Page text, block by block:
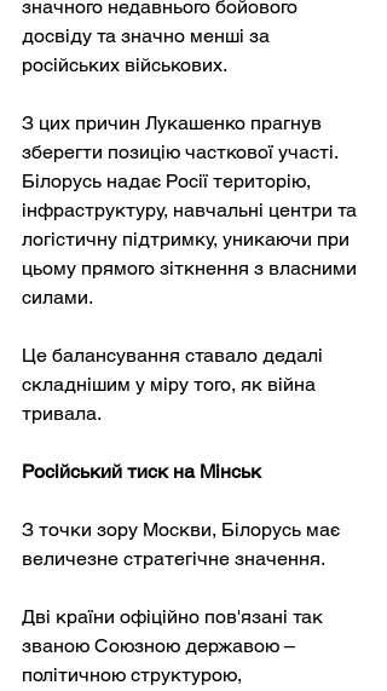
значного недавнього бойового
досвіду та значно менші за
російських військових.
З цих причин Лукашенко прагнув
зберегти позицію часткової участі.
Білорусь надає Росії територію,
інфраструктуру, навчальні центри та
логістичну підтримку, уникаючи при
цьому прямого зіткнення з власними
силами.
Це балансування ставало дедалі
складнішим у міру того, як війна
тривала.
Російський тиск на Мінськ
З точки зору Москви, Білорусь має
величезне стратегічне значення.
Дві країни офіційно пов'язані так
званою Союзною державою –
політичною структурою,